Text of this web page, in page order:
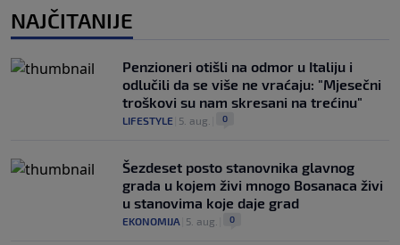
NAJČITANIJE
Penzioneri otišli na odmor u Italiju i
odlučili da se više ne vraćaju: "Mjesečni
troškovi su nam skresani na trećinu"
LIFESTYLE 5. aug. 0
Šezdeset posto stanovnika glavnog
grada u kojem živi mnogo Bosanaca živi
u stanovima koje daje grad
EKONOMIJA 5. aug. 0